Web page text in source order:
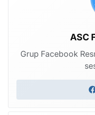
ASC
Grup Facebook